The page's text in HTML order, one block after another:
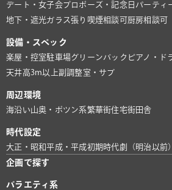
デート・女子会プロポーズ・記念日 パーティ
地下・遮光ガラス張り 喫煙相談可 厨房相談可
設備・スペック
楽屋・控室駐車場グリーンバック ピアノ・ド
天井高3m以上副調整室・サブ
周辺環境
海沿い山奥・ポツン系繁華街住宅街田舎
時代設定
大正・昭和平成・平成初期時代劇（明治以前）
企画で探す
バラエティ系